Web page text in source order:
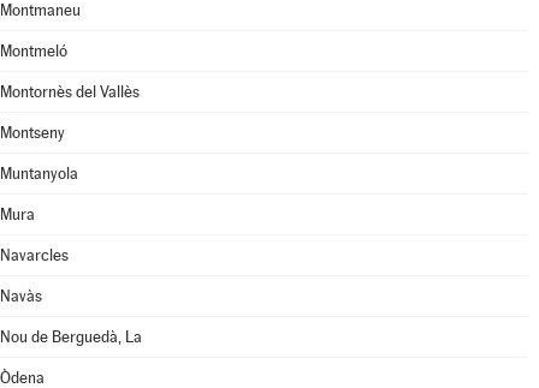
Montmaneu
Montmeló
Montornès del Vallès
Montseny
Muntanyola
Mura
Navarcles
Navàs
Nou de Berguedà, La
Òdena